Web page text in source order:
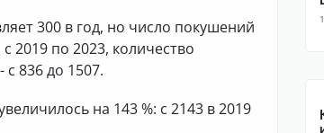
300 в год, но число покушений
2019 по 2023, количество
836 до 1507.
на 143 %: с 2143 в 2019